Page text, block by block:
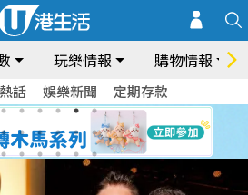
玩樂情報 購物情報
話 娛樂新聞 定期存款